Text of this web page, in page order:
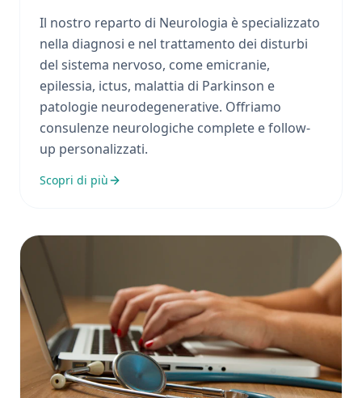
Il nostro reparto di Neurologia è specializzato
nella diagnosi e nel trattamento dei disturbi
del sistema nervoso, come emicranie,
epilessia, ictus, malattia di Parkinson e
patologie neurodegenerative. Offriamo
consulenze neurologiche complete e follow-
up personalizzati.
Scopri di più
Endocrinologia